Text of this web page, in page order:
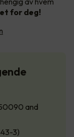
for deg!
and
3)